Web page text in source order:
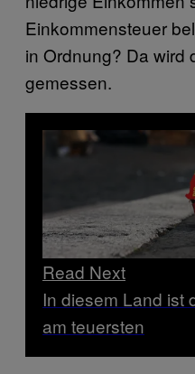
Einkommensteuer
in Ordnung? Da wird
gemessen.
Read Next
In diesem Land ist
am teuersten